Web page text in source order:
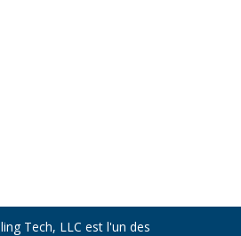
Tech, LLC est l'un des